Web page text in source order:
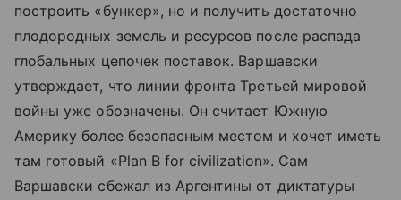
построить «бункер», но и получить достаточно
плодородных земель и ресурсов после распада
глобальных цепочек поставок. Варшавски
утверждает, что линии фронта Третьей мировой
войны уже обозначены. Он считает Южную
Америку более безопасным местом и хочет иметь
там готовый «Plan B for civilization». Сам
Варшавски сбежал из Аргентины от диктатуры